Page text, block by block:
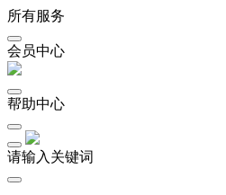
所有服务
会员中心
帮助中心
请输入关键词